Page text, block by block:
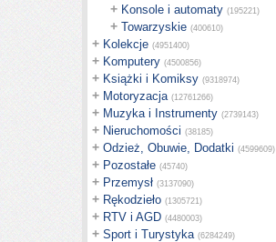
+ Konsole i automaty (195221)
+ Towarzyskie (400610)
+ Kolekcje (4951400)
+ Komputery (4500856)
+ Książki i Komiksy (9318974)
+ Motoryzacja (12761266)
+ Muzyka i Instrumenty (2739143)
+ Nieruchomości (38185)
+ Odzież, Obuwie, Dodatki (4599609)
+ Pozostałe (45740)
+ Przemysł (3137090)
+ Rękodzieło (1305721)
+ RTV i AGD (4480003)
+ Sport i Turystyka (6284249)